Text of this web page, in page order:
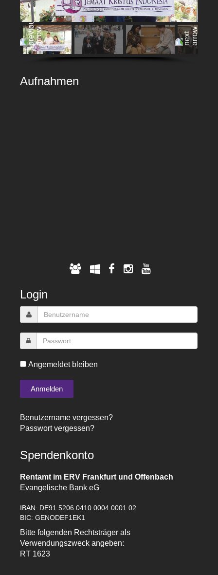
Aufnahmen
Login
Angemeldet bleiben
Benutzername vergessen?
Passwort vergessen?
Spendenkonto
Rentamt im ERV Frankfurt und Offenbach
Evangelische Bank eG
IBAN: DE91 5206 0410 0004 0001 02
BIC: GENODEF1EK1
Bitte folgenden Rechtsträger als
Verwendungszweck angeben:
RT 1623